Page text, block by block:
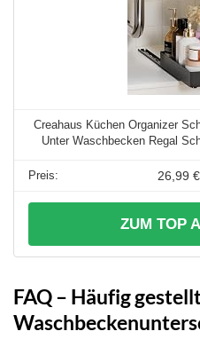
Creahaus Küchen Organizer
Unter Waschbecken Regal
26,99 €
ZUM TOP
FAQ – Häufig